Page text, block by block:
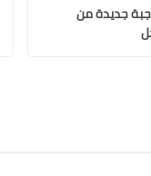
جديدة من